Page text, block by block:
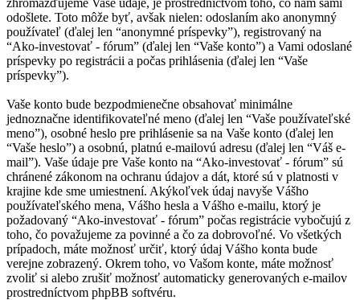
odošlete. Toto môže byť, avšak nielen: odoslaním ako anonymný
používateľ (ďalej len “anonymné príspevky”), registrovaný na
“Ako-investovať - fórum” (ďalej len “Vaše konto”) a Vami odoslané
príspevky po registrácii a počas prihlásenia (ďalej len “Vaše
príspevky”).
Vaše konto bude bezpodmienečne obsahovať minimálne
jednoznačne identifikovateľné meno (ďalej len “Vaše používateľské
meno”), osobné heslo pre prihlásenie sa na Vaše konto (ďalej len
“Vaše heslo”) a osobnú, platnú e-mailovú adresu (ďalej len “Váš e-
mail”). Vaše údaje pre Vaše konto na “Ako-investovať - fórum” sú
chránené zákonom na ochranu údajov a dát, ktoré sú v platnosti v
krajine kde sme umiestnení. Akýkoľvek údaj navyše Vášho
používateľského mena, Vášho hesla a Vášho e-mailu, ktorý je
požadovaný “Ako-investovať - fórum” počas registrácie vybočujú z
toho, čo považujeme za povinné a čo za dobrovoľné. Vo všetkých
prípadoch, máte možnosť určiť, ktorý údaj Vášho konta bude
verejne zobrazený. Okrem toho, vo Vašom konte, máte možnosť
zvoliť si alebo zrušiť možnosť automaticky generovaných e-mailov
prostredníctvom phpBB softvéru.